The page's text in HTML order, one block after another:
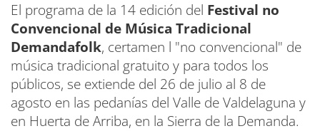
El programa de la 14 edición del Festival no
Convencional de Música Tradicional
Demandafolk, certamen l "no convencional" de
música tradicional gratuito y para todos los
públicos, se extiende del 26 de julio al 8 de
agosto en las pedanías del Valle de Valdelaguna y
en Huerta de Arriba, en la Sierra de la Demanda.